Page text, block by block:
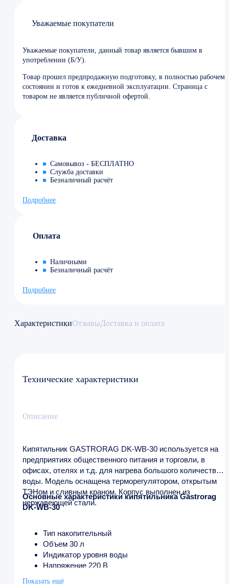
Уважаемые покупатели
Уважаемые покупатели, данный товар является бывшим в
употреблении (Б/У).
Товар прошел предпродажную подготовку, в полностью рабочем
состоянии и готов к ежедневной эксплуатации. Страница с
товаром не является публичной офертой.
Доставка
Самовывоз - БЕСПЛАТНО
Служба доставки
Безналичный расчёт
Подробнее
Оплата
Наличными
Безналичный расчёт
Подробнее
ХарактеристикиОтзывыДоставка и оплата
Технические характеристики
Описание
Кипятильник GASTRORAG DK-WB-30 используется на
предприятиях общественного питания и торговли, в
офисах, отелях и т.д. для нагрева большого количества
воды. Модель оснащена терморегулятором, открытым
ТЭНом и сливным краном. Корпус выполнен из
нержавеющей стали.
Основные характеристики кипятильника Gastrorag
DK-WB-30
Тип накопительный
Объем 30 л
Индикатор уровня воды
Напряжение 220 В
Показать ещё